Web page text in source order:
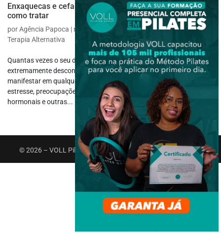
Enxaquecas e cefaleias: entenda a diferença, causas e
como tratar
porAgência Papoca | mar 4, 2024| Fisioterapia Específica, Terapia
Terapia Alternativa
Quantas vezes o seu dia já foi interrompido por uma dor de cabeça
extremamente desconfortável? Enxaquecas e cefaleias podem se
manifestar em qualquer pessoa e por diferentes motivos, como
estresse, preocupações, alimentação, desidratação, flutuações
hormonais e outras...
© 2026 – VOLL Pilates Group. Todos os direitos reservados.